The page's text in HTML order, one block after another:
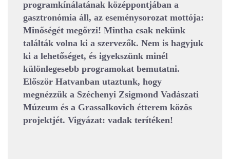
programkínálatának középpontjában a
gasztronómia áll, az eseménysorozat mottója:
Minőségét megőrzi! Mintha csak nekünk
találták volna ki a szervezők. Nem is hagyjuk
ki a lehetőséget, és igyekszünk minél
különlegesebb programokat bemutatni.
Először Hatvanban utaztunk, hogy
megnézzük a Széchenyi Zsigmond Vadászati
Múzeum és a Grassalkovich étterem közös
projektjét. Vigyázat: vadak terítéken!